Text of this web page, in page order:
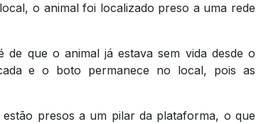
o animal foi localizado preso a uma rede
que o animal já estava sem vida desde o
e o boto permanece no local, pois as
presos a um pilar da plataforma, o que